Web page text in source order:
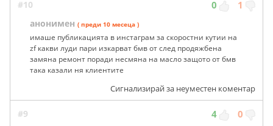
#10 0 1
анонимен ( преди 10 месеца )
имаше публикацията в инстаграм за скоростни кутии на
zf какви луди пари изкарват бмв от след продяжбена
замяна ремонт поради несмяна на масло защото от бмв
така казали ня клиентите
Сигнализирай за неуместен коментар
#9 4 0